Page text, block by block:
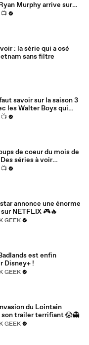
forcément
a pu avoir dans cette
l'épisode sur
a eu des épisodes
musicale,
le sujet,
beaucoup plus
te faire une vidéo de
fait Buffy contre
2000,
inspirer
si tu ne l'as
Murphy arrive sur
6 août !!!
: la série qui a osé
sans filtre
savoir sur la saison 3
les Walter Boys qui
sur Netflix !
de coeur du mois de
séries à voir
annonce une énorme
NETFLIX 🎮🔥
GEEK
est enfin
Disney+ !
GEEK
du Lointain
trailer terrifiant 😱👻
GEEK